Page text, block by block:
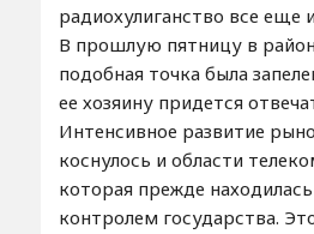
радиохулиганство все еще
В прошлую пятницу в
подобная точка была
ее хозяину придется
Интенсивное развитие
коснулось и области
которая прежде
контролем государства.